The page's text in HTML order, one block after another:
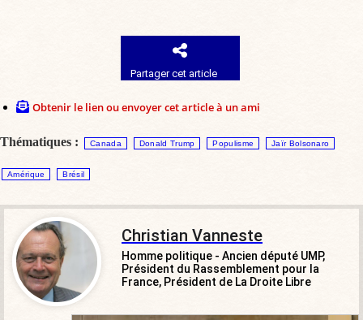
Partager cet article
Obtenir le lien ou envoyer cet article à un ami
Thématiques : Canada Donald Trump Populisme Jaïr Bolsonaro
Amérique Brésil
Christian Vanneste
Homme politique - Ancien député UMP,
Président du Rassemblement pour la
France, Président de La Droite Libre